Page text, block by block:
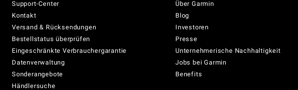
Support-Center
Kontakt
Versand & Rücksendungen
Bestellstatus überprüfen
Eingeschränkte Verbrauchergarantie
Datenverwaltung
Sonderangebote
Händlersuche
Über Garmin
Blog
Investoren
Presse
Unternehmerische Nachhaltigkeit
Jobs bei Garmin
Benefits